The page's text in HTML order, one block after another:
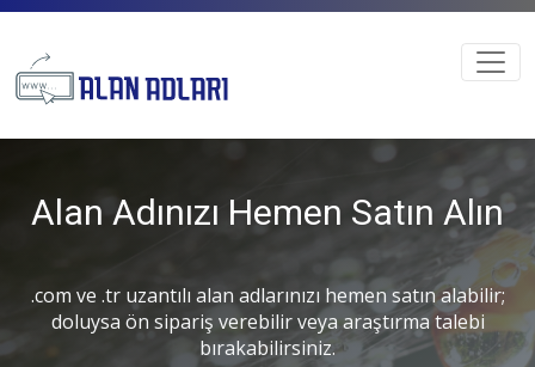
Alan Adınızı Hemen Satın Alın
.com ve .tr uzantılı alan adlarınızı hemen satın alabilir;
doluysa ön sipariş verebilir veya araştırma talebi
bırakabilirsiniz.